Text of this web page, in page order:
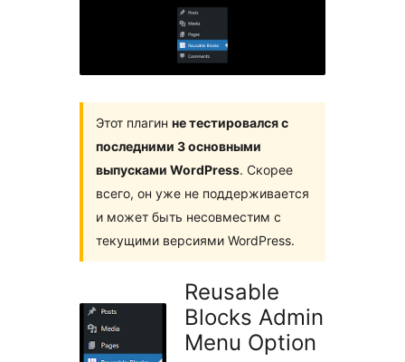
Этот плагин не тестировался с
последними 3 основными
выпусками WordPress. Скорее
всего, он уже не поддерживается
и может быть несовместим с
текущими версиями WordPress.
Reusable
Blocks Admin
Menu Option